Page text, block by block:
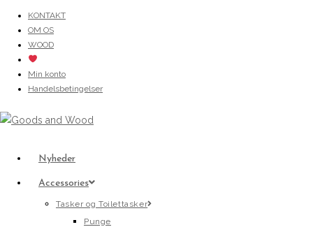
content
KONTAKT
OM OS
WOOD
Min konto
Handelsbetingelser
Nyheder
Accessories
Tasker og Toilettasker
Punge